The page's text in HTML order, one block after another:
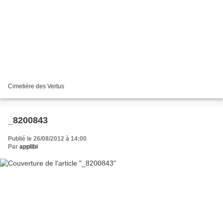
Cimetière des Vertus
_8200843
Publié le 26/08/2012 à 14:00
Par applibi